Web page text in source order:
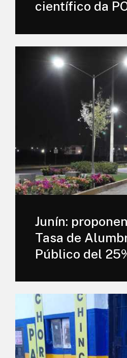
científico da
Junín:
Tasa de
Público del